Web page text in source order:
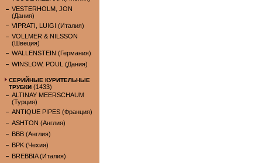
VESTERHOLM, JON
(Дания)
VIPRATI, LUIGI (Италия)
VOLLMER & NILSSON
(Швеция)
WALLENSTEIN (Германия)
WINSLOW, POUL (Дания)
СЕРИЙНЫЕ КУРИТЕЛЬНЫЕ
ТРУБКИ (1433)
ALTINAY MEERSCHAUM
(Турция)
ANTIQUE PIPES (Франция)
ASHTON (Англия)
BBB (Англия)
BPK (Чехия)
BREBBIA (Италия)